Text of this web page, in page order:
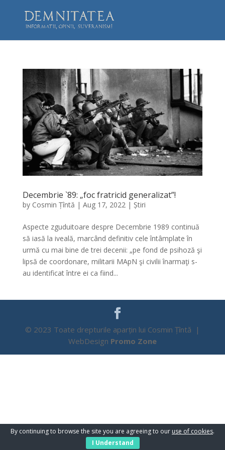
Decembrie `89: „foc fratricid generalizat”!
by Cosmin Țîntă | Aug 17, 2022 | Știri
Aspecte zguduitoare despre Decembrie 1989 continuă
să iasă la iveală, marcând definitiv cele întâmplate în
urmă cu mai bine de trei decenii: „pe fond de psihoză şi
lipsă de coordonare, militarii MApN şi civilii înarmaţi s-
au identificat între ei ca fiind...
© 2023 Toate drepturile aparțin lui Cosmin Țîntă |
WebDesign Promo Zone
By continuing to browse the site you are agreeing to our use of cookies.
I Understand